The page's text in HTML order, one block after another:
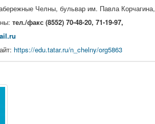
Челны, бульвар им. Павла
тел./факс (8552) 70-48-20, 71-19-97,
https://edu.tatar.ru/n_chelny/org5863